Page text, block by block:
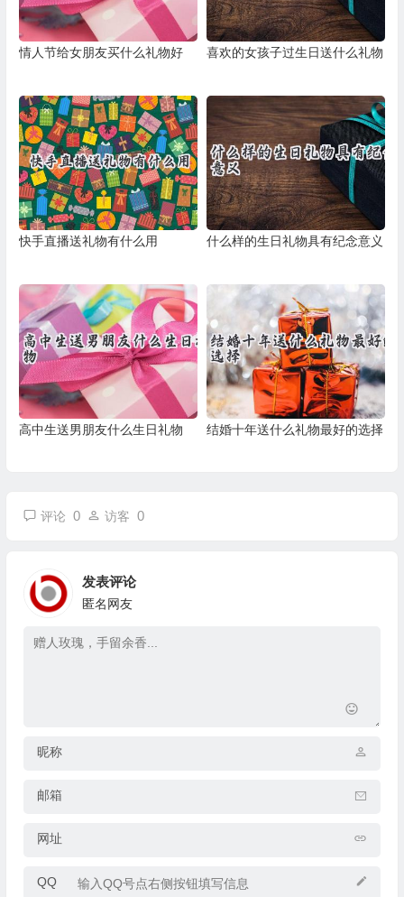
情人节给女朋友买什么礼物好 喜欢的女孩子过生日送什么礼物
快手直播送礼物有什么用 什么样的生日礼物具有纪念意义
高中生送男朋友什么生日礼物 结婚十年送什么礼物最好的选择
评论 0 访客 0
发表评论
匿名网友
昵称
邮箱
网址
QQ